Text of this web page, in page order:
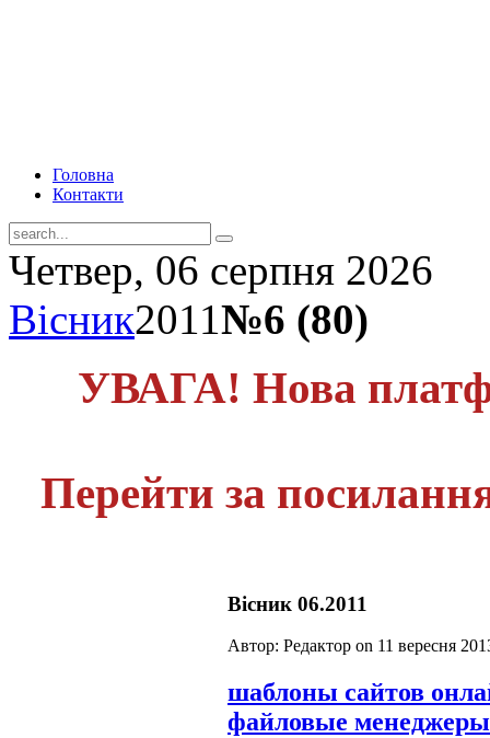
Головна
Контакти
Четвер, 06 серпня 2026
Вісник2011№6 (80)
УВАГА! Нова
Перейти за
Вісник 06.2011
Автор: Редактор on 11 вересня
шаблоны сайтов
файловые